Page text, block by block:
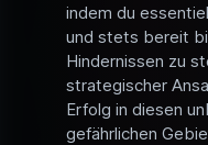
indem du
und stets bereit
Hindernissen zu
strategischer
Erfolg in diesen
gefährlichen